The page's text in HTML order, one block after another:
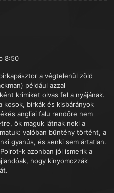
8:50
a végtelenül zöld
például azzal
krimiket olvas fel a nyájának.
kosok, birkák és kisbárányok
angliai falu rendőre nem
ők maguk látnak neki a
valóban bűntény történt, a
gyanús, és senki sem ártatlan.
k azonban jól ismerik a
hogy kinyomozzák